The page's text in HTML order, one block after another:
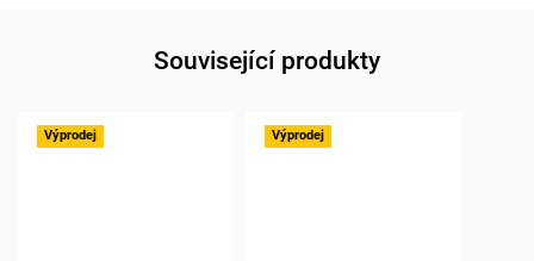
Související produkty
Výprodej Výprodej